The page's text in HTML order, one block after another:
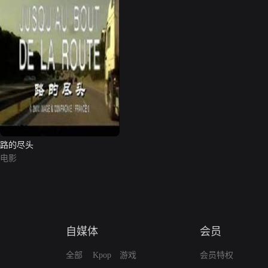
路的尽头
电影
自媒体
全部 Kpop 游戏
会员
会员特权